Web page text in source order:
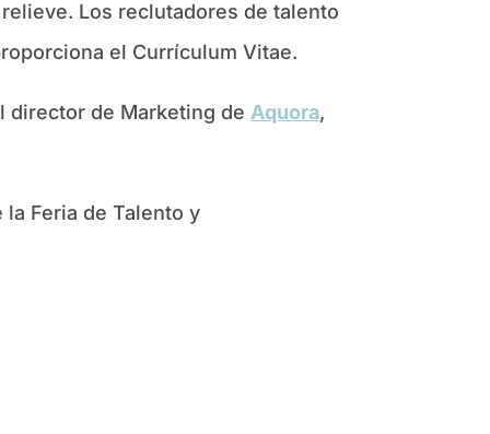
Los reclutadores de talento
el Currículum Vitae.
director de Marketing de Aquora,
Feria de Talento y